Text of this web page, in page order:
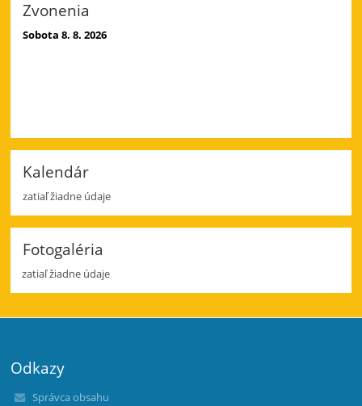
Zvonenia
Sobota 8. 8. 2026
Kalendár
zatiaľ žiadne údaje
Fotogaléria
zatiaľ žiadne údaje
Odkazy
Správca obsahu